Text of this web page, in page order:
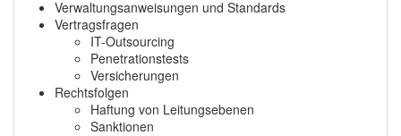
Verwaltungsanweisungen und Standards
Vertragsfragen
IT-Outsourcing
Penetrationstests
Versicherungen
Rechtsfolgen
Haftung von Leitungsebenen
Sanktionen